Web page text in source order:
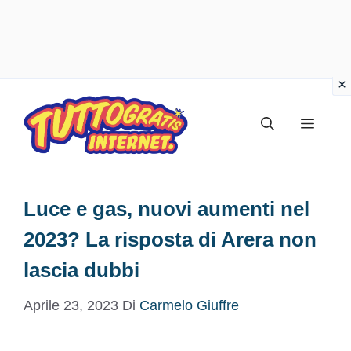
contenuto
Menu
Luce e gas, nuovi aumenti nel
2023? La risposta di Arera non
lascia dubbi
Aprile 23, 2023 Di Carmelo Giuffre